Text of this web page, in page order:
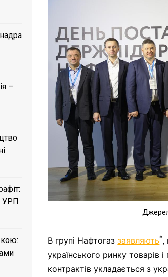
В групі Нафтогаззаявляють*,
українського ринку товарів
контрактів укладається з
–
УРП